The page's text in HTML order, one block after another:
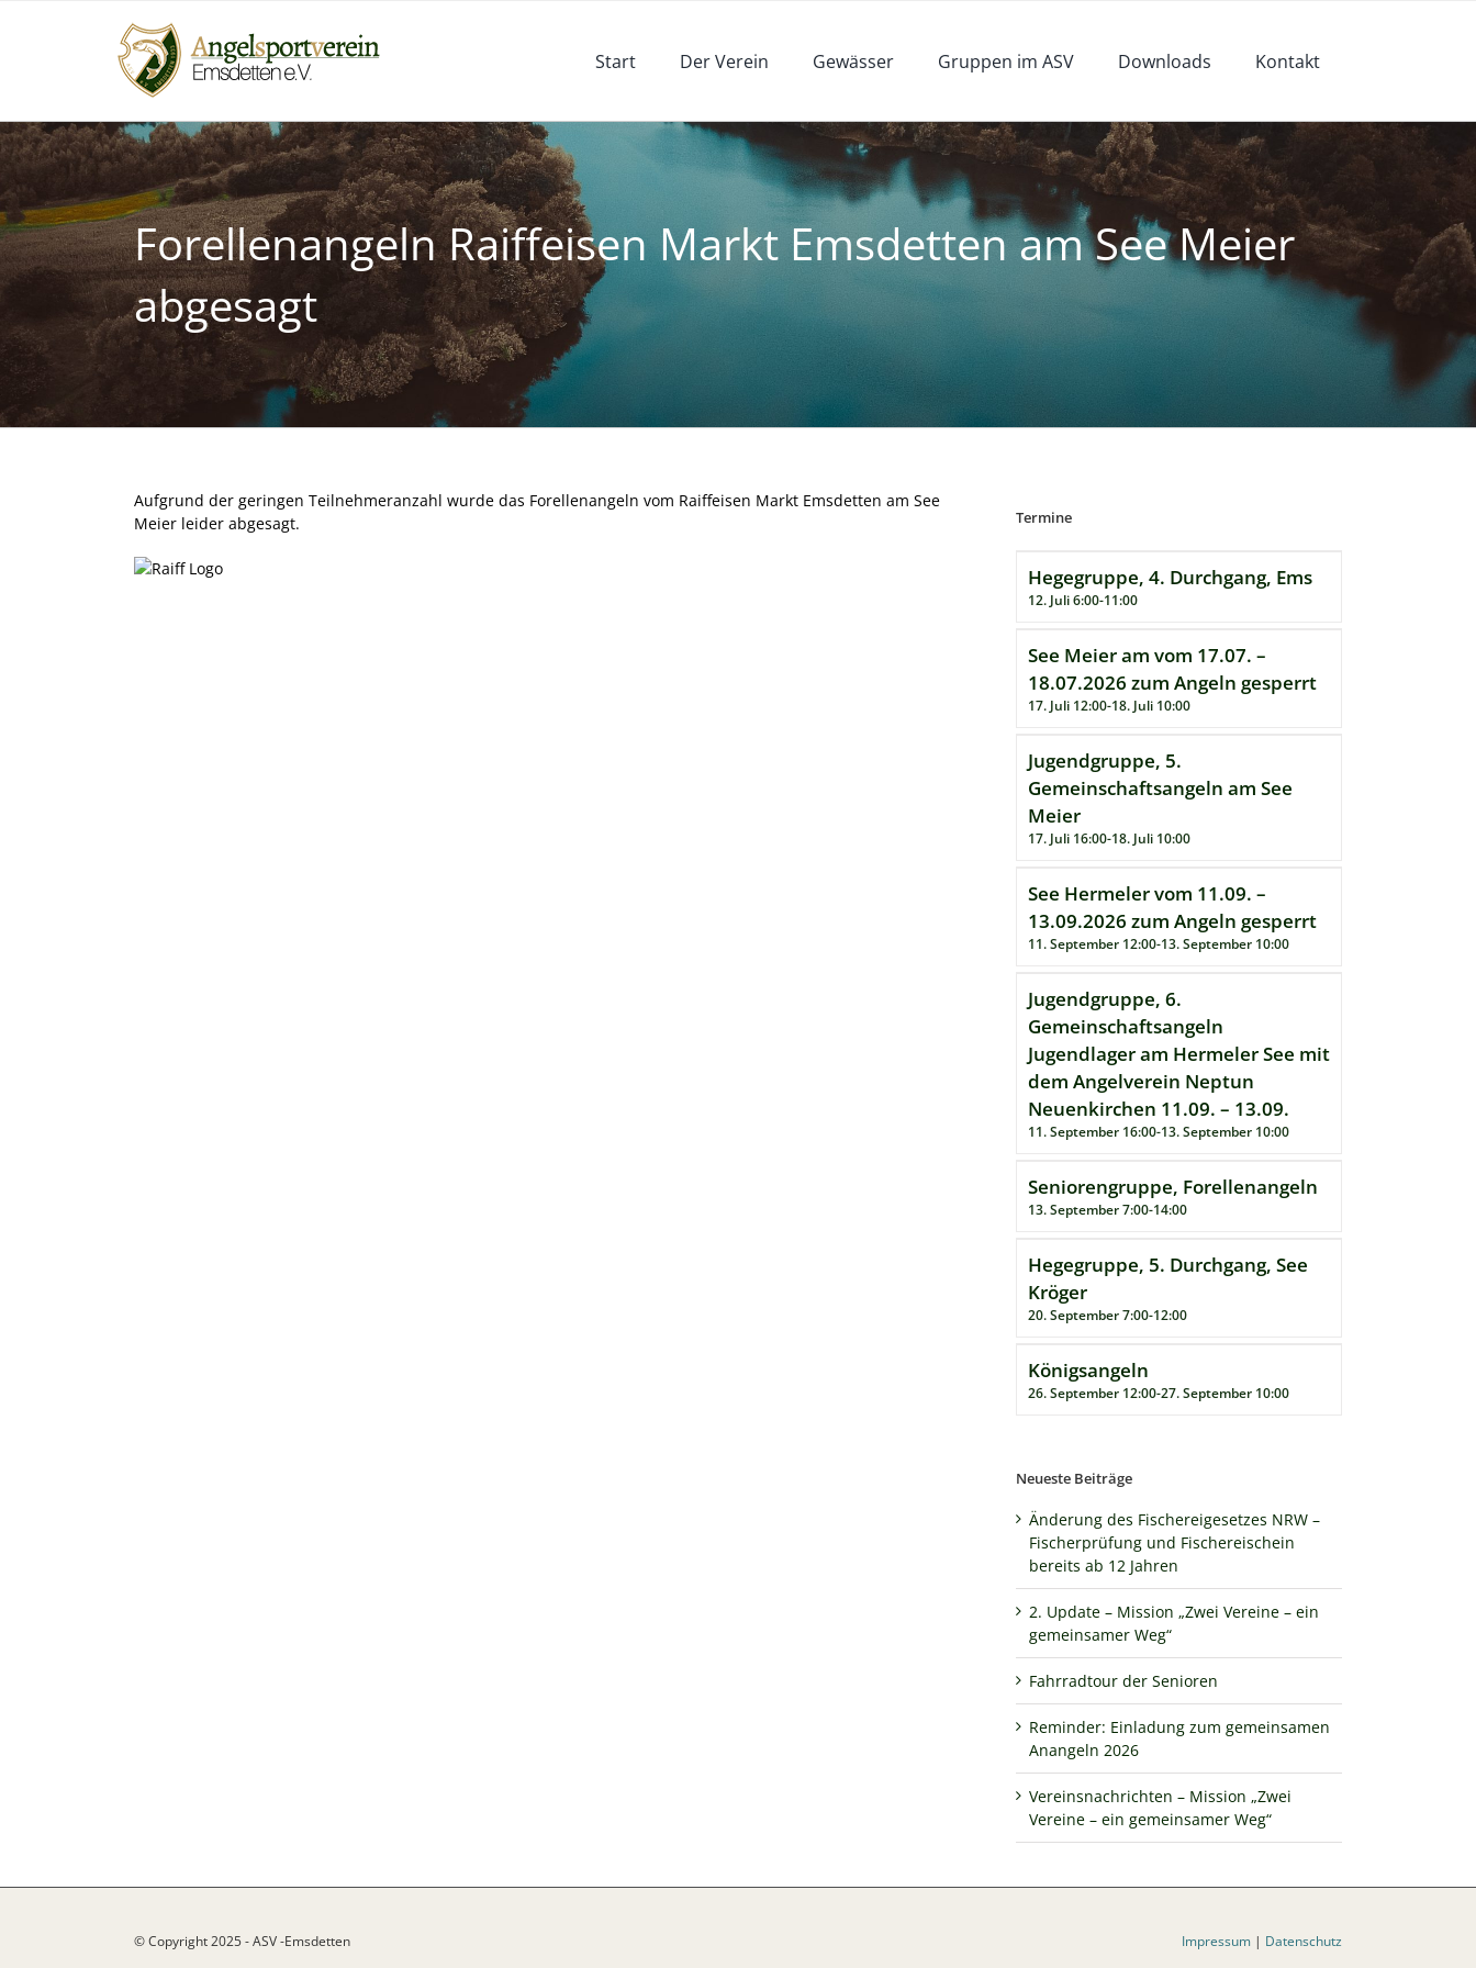
Start Der Verein Gewässer Gruppen im ASV Downloads Kontakt
Forellenangeln Raiffeisen Markt Emsdetten am See Meier
abgesagt
Aufgrund der geringen Teilnehmeranzahl wurde das Forellenangeln vom Raiffeisen Markt Emsdetten am See
Meier leider abgesagt.
Termine
Hegegruppe, 4. Durchgang, Ems
12. Juli 6:00-11:00
See Meier am vom 17.07. –
18.07.2026 zum Angeln gesperrt
17. Juli 12:00-18. Juli 10:00
Jugendgruppe, 5.
Gemeinschaftsangeln am See
Meier
17. Juli 16:00-18. Juli 10:00
See Hermeler vom 11.09. –
13.09.2026 zum Angeln gesperrt
11. September 12:00-13. September 10:00
Jugendgruppe, 6.
Gemeinschaftsangeln
Jugendlager am Hermeler See mit
dem Angelverein Neptun
Neuenkirchen 11.09. – 13.09.
11. September 16:00-13. September 10:00
Seniorengruppe, Forellenangeln
13. September 7:00-14:00
Hegegruppe, 5. Durchgang, See
Kröger
20. September 7:00-12:00
Königsangeln
26. September 12:00-27. September 10:00
Neueste Beiträge
Änderung des Fischereigesetzes NRW –
Fischerprüfung und Fischereischein
bereits ab 12 Jahren
2. Update – Mission „Zwei Vereine – ein
gemeinsamer Weg“
Fahrradtour der Senioren
Reminder: Einladung zum gemeinsamen
Anangeln 2026
Vereinsnachrichten – Mission „Zwei
Vereine – ein gemeinsamer Weg“
© Copyright 2025 - ASV -Emsdetten Impressum | Datenschutz